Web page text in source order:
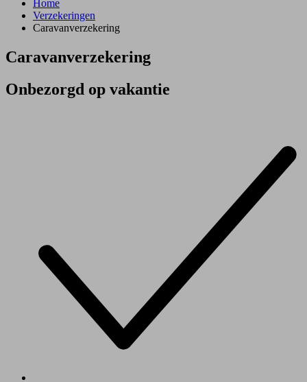
Home
Verzekeringen
Caravanverzekering
Caravanverzekering
Onbezorgd op vakantie